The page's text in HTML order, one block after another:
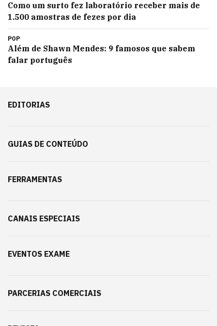
Como um surto fez laboratório receber mais de
1.500 amostras de fezes por dia
POP
Além de Shawn Mendes: 9 famosos que sabem
falar português
EDITORIAS
GUIAS DE CONTEÚDO
FERRAMENTAS
CANAIS ESPECIAIS
EVENTOS EXAME
PARCERIAS COMERCIAIS